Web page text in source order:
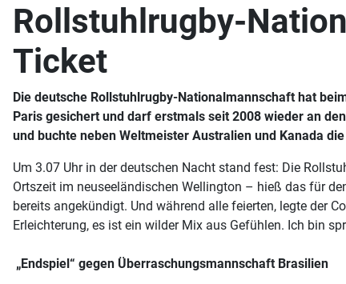
Rollstuhlrugby-
Ticket
Die deutsche Rollstuhlrugby-Nationalmannschaft hat
Paris gesichert und darf erstmals seit 2008 wieder an
und buchte neben Weltmeister Australien und Kanada
Um 3.07 Uhr in der deutschen Nacht stand fest: Die
Ortszeit im neuseeländischen Wellington – hieß das für
bereits angekündigt. Und während alle feierten, legte der
Erleichterung, es ist ein wilder Mix aus Gefühlen. Ich bin
„Endspiel“ gegen Überraschungsmannschaft Brasilien